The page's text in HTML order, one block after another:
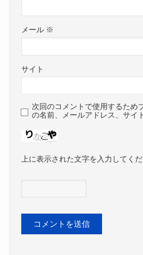
メール ※
サイト
次回のコメントで使用するため
の名前、メールアドレス、サイ
上に表示された文字を入力してくだ